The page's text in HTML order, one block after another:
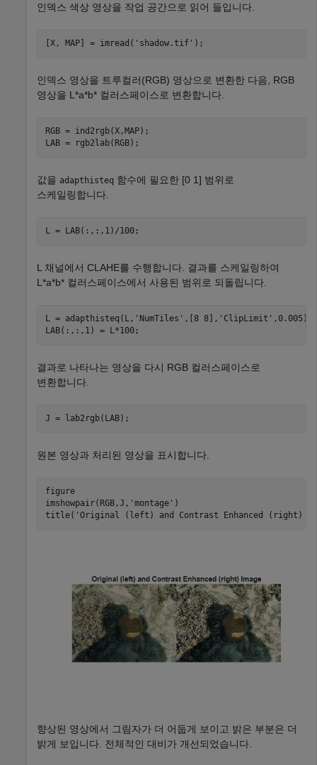
인덱스 색상 영상을 작업 공간으로 읽어 들입니다.
[X, MAP] = imread( 'shadow.tif' );
인덱스 영상을 트루컬러(RGB) 영상으로 변환한 다음, RGB
영상을 L*a*b* 컬러스페이스로 변환합니다.
RGB = ind2rgb(X,MAP);
LAB = rgb2lab(RGB);
값을 adapthisteq 함수에 필요한 [0 1] 범위로
스케일링합니다.
L = LAB(:,:,1)/100;
L 채널에서 CLAHE를 수행합니다. 결과를 스케일링하여
L*a*b* 컬러스페이스에서 사용된 범위로 되돌립니다.
L = adapthisteq(L, 'NumTiles' ,[8 8], 'ClipLimit' ,0.005);
LAB(:,:,1) = L*100;
결과로 나타나는 영상을 다시 RGB 컬러스페이스로
변환합니다.
J = lab2rgb(LAB);
원본 영상과 처리된 영상을 표시합니다.
figure
imshowpair(RGB,J, 'montage' )
title( 'Original (left) and Contrast Enhanced (right)
향상된 영상에서 그림자가 더 어둡게 보이고 밝은 부분은 더
밝게 보입니다. 전체적인 대비가 개선되었습니다.